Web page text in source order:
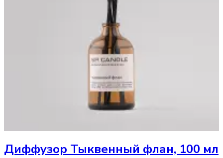
Диффузор Тыквенный флан, 100 мл